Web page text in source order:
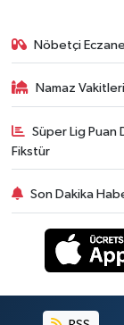
Nöbetçi
Namaz Vakitleri
Süper Lig Puan
Fikstür
Son Dakika